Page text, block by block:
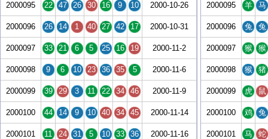
2000095 22 47 26 30 16 9 10 2000-10-26
2000096 26 14 1 40 27 42 17 2000-10-31
2000097 33 21 6 5 25 16 19 2000-11-2
2000098 9 6 10 23 36 35 5 2000-11-6
2000099 39 29 3 11 22 34 46 2000-11-9
2000100 44 14 9 10 40 34 45 2000-11-14
2000101 11 24 31 5 10 33 36 2000-11-16
2000095 羊 马
2000096 兔 兔
2000097 猴 猴
2000098 猴 猪
2000099 虎 鼠
2000100 鸡 兔
2000101 马 蛇